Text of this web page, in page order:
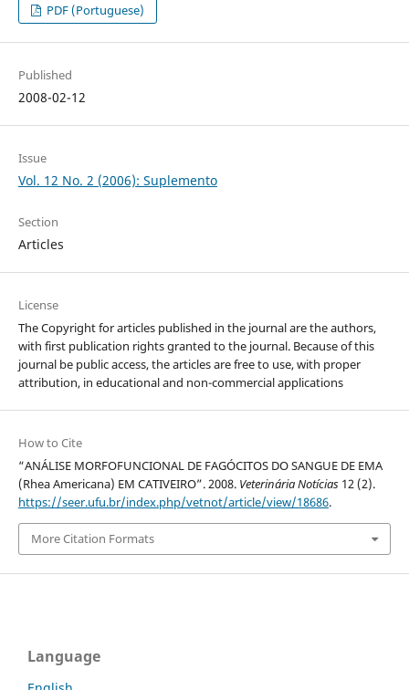
PDF (Portuguese)
Published
2008-02-12
Issue
Vol. 12 No. 2 (2006): Suplemento
Section
Articles
License
The Copyright for articles published in the journal are the authors,
with first publication rights granted to the journal. Because of this
journal be public access, the articles are free to use, with proper
attribution, in educational and non-commercial applications
How to Cite
“ANÁLISE MORFOFUNCIONAL DE FAGÓCITOS DO SANGUE DE EMA
(Rhea Americana) EM CATIVEIRO”. 2008. Veterinária Notícias12 (2).
https://seer.ufu.br/index.php/vetnot/article/view/18686.
More Citation Formats
Language